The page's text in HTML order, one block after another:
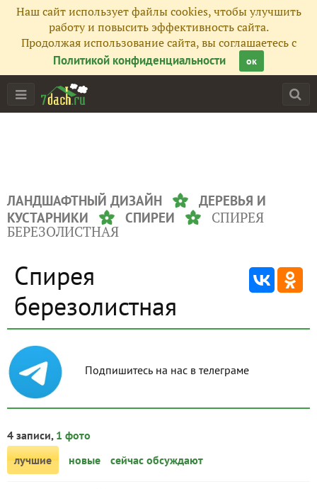
Наш сайт использует файлы cookies, чтобы улучшить
работу и повысить эффективность сайта.
Продолжая использование сайта, вы соглашаетесь с
Политикой конфиденциальности
ок
ЛАНДШАФТНЫЙ ДИЗАЙН
ДЕРЕВЬЯ И
КУСТАРНИКИ
СПИРЕИ
СПИРЕЯ
БЕРЕЗОЛИСТНАЯ
Спирея
березолистная
Подпишитесь на нас в телеграме
4 записи, 1 фото
лучшие
новые сейчас обсуждают